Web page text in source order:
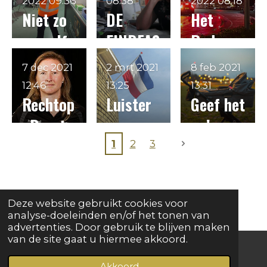
Deze website gebruikt cookies voor
analyse-doeleinden en/of het tonen van
advertenties. Door gebruik te blijven maken
van de site gaat u hiermee akkoord.
bij de
Volkskr
ant
Niet zo
vanzelfs
prekend
leider
zijn....
DE
EINDFAS
E de
Endlösu
ng?
Het
Rode
Licht
Rechtop
, Borst
7 dec 2021
12:46
Luister
nou
maar
naar
mij....
2 mrt 2021
13:25
Geef het
op!
8 feb 2021
13:31
1 2 3